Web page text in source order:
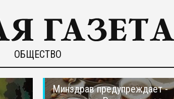
ОБЩЕСТВО
Минздрав предупреждает -